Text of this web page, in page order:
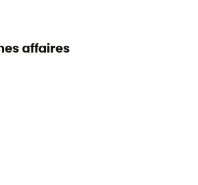
affaires